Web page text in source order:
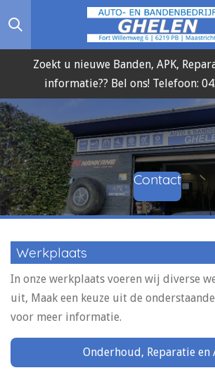
Ga
direct
Zoekt u nieuwe Banden, APK,
informatie?? Bel ons! Telefoon:
Contact
Werkplaats
In onze werkplaats voeren wij diverse
uit, Maak een keuze uit de
voor meer informatie.
Onderhoud, Reparatie en